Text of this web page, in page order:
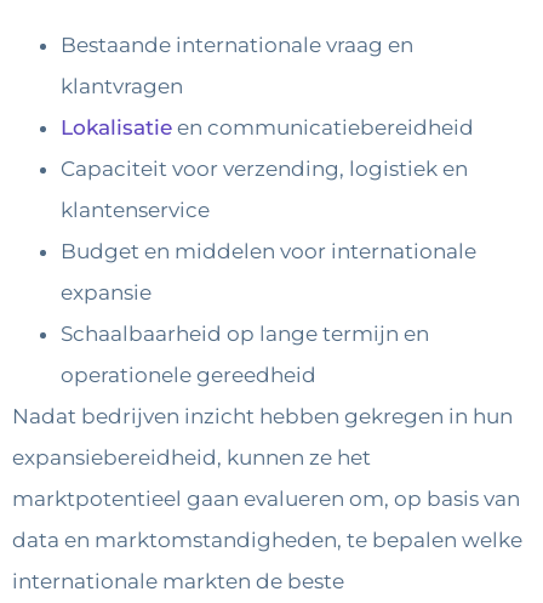
Bestaande internationale vraag en
klantvragen
Lokalisatie en communicatiebereidheid
Capaciteit voor verzending, logistiek en
klantenservice
Budget en middelen voor internationale
expansie
Schaalbaarheid op lange termijn en
operationele gereedheid
Nadat bedrijven inzicht hebben gekregen in hun
expansiebereidheid, kunnen ze het
marktpotentieel gaan evalueren om, op basis van
data en marktomstandigheden, te bepalen welke
internationale markten de beste